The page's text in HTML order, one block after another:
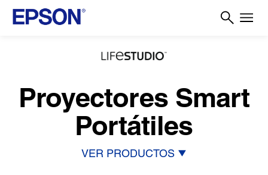
Proyectores Smart
Portátiles
VER PRODUCTOS